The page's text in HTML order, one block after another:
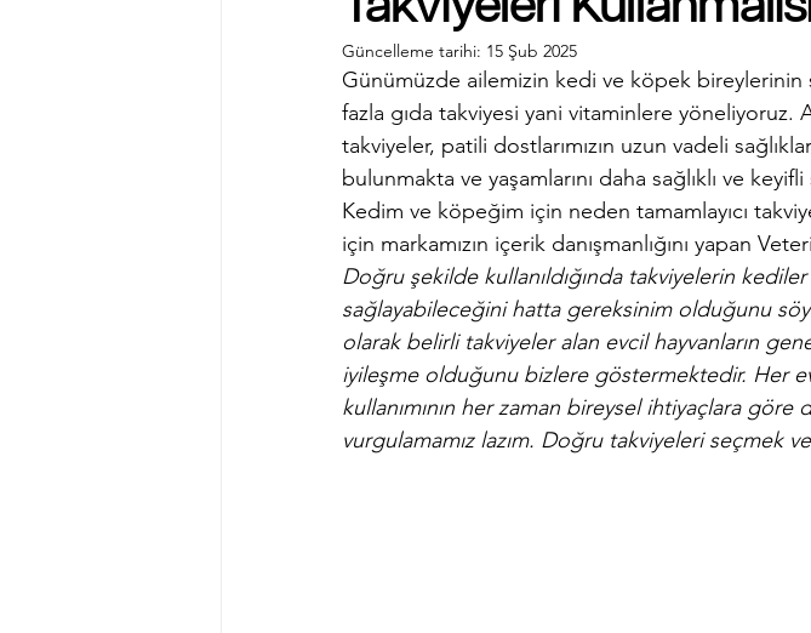
Güncelleme tarihi: 15 Şub 2025
Günümüzde ailemizin kedi ve köpek bireylerinin
fazla gıda takviyesi yani vitaminlere yöneliyoruz.
takviyeler, patili dostlarımızın uzun vadeli
bulunmakta ve yaşamlarını daha sağlıklı ve
Kedim ve köpeğim için neden tamamlayıcı
için markamızın içerik danışmanlığını yapan
Doğru şekilde kullanıldığında takviyelerin
sağlayabileceğini hatta gereksinim olduğunu
olarak belirli takviyeler alan evcil hayvanların
iyileşme olduğunu bizlere göstermektedir. Her
kullanımının her zaman bireysel ihtiyaçlara
vurgulamamız lazım. Doğru takviyeleri seçmek